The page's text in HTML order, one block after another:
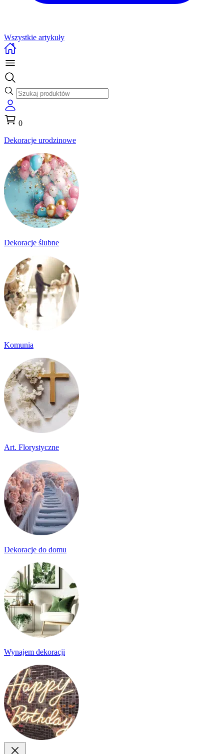
Wszystkie artykuły
0
Dekoracje urodzinowe
Dekoracje ślubne
Komunia
Art. Florystyczne
Dekoracje do domu
Wynajem dekoracji